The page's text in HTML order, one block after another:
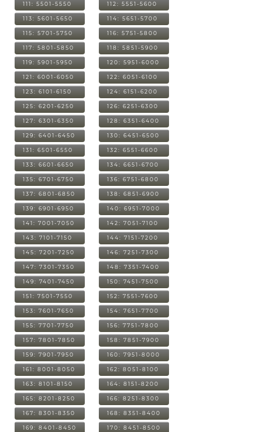
111: 5501-5550 112: 5551-5600
113: 5601-5650 114: 5651-5700
115: 5701-5750 116: 5751-5800
117: 5801-5850 118: 5851-5900
119: 5901-5950 120: 5951-6000
121: 6001-6050 122: 6051-6100
123: 6101-6150 124: 6151-6200
125: 6201-6250 126: 6251-6300
127: 6301-6350 128: 6351-6400
129: 6401-6450 130: 6451-6500
131: 6501-6550 132: 6551-6600
133: 6601-6650 134: 6651-6700
135: 6701-6750 136: 6751-6800
137: 6801-6850 138: 6851-6900
139: 6901-6950 140: 6951-7000
141: 7001-7050 142: 7051-7100
143: 7101-7150 144: 7151-7200
145: 7201-7250 146: 7251-7300
147: 7301-7350 148: 7351-7400
149: 7401-7450 150: 7451-7500
151: 7501-7550 152: 7551-7600
153: 7601-7650 154: 7651-7700
155: 7701-7750 156: 7751-7800
157: 7801-7850 158: 7851-7900
159: 7901-7950 160: 7951-8000
161: 8001-8050 162: 8051-8100
163: 8101-8150 164: 8151-8200
165: 8201-8250 166: 8251-8300
167: 8301-8350 168: 8351-8400
169: 8401-8450 170: 8451-8500